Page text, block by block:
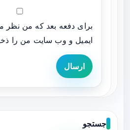
برای دفعه بعد که من نظر
ایمیل و وب سایت من را
ارسال
جستجو